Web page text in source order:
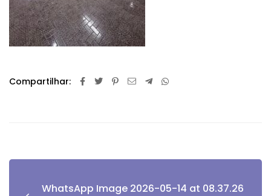
Compartilhar:
WhatsApp Image 2026-05-14 at 08.37.26